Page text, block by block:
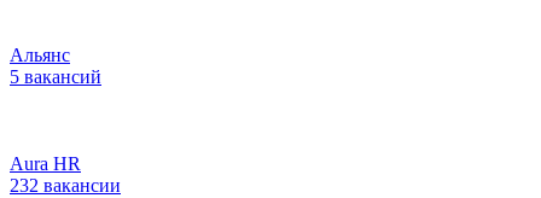
Альянс
5 вакансий
Aura HR
232 вакансии